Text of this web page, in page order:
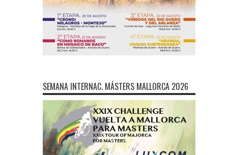
SEMANA INTERNAC. MÁSTERS MALLORCA 2026